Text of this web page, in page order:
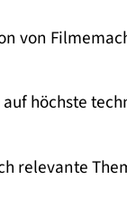
von
höchste
relevante